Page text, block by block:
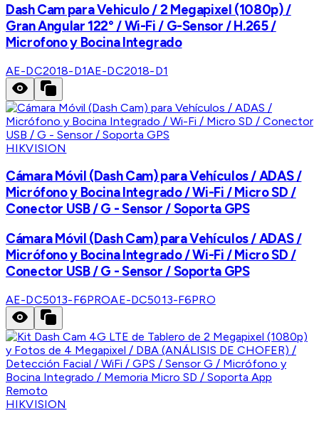
Dash Cam para Vehiculo / 2 Megapixel (1080p) /
Gran Angular 122° / Wi-Fi / G-Sensor / H.265 /
Microfono y Bocina Integrado
AE-DC2018-D1AE-DC2018-D1
HIKVISION
Cámara Móvil (Dash Cam) para Vehículos / ADAS /
Micrófono y Bocina Integrado / Wi-Fi / Micro SD /
Conector USB / G - Sensor / Soporta GPS
Cámara Móvil (Dash Cam) para Vehículos / ADAS /
Micrófono y Bocina Integrado / Wi-Fi / Micro SD /
Conector USB / G - Sensor / Soporta GPS
AE-DC5013-F6PROAE-DC5013-F6PRO
HIKVISION